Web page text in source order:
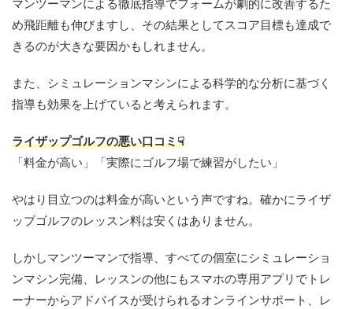
マンツーマンによる徹底指導でフォームが劇的に改善するた
め飛距離も伸びますし、その結果としてスコア目標も達成で
きるのが大きな要因かもしれません。
また、シミュレーションマシンによる科学的な分析に基づく
指導も効果を上げていると考えられます。
ライザップゴルフの悪い口コミ☟
「料金が高い」「実際にゴルフ場で練習がしたい」
やはり目立つのは料金が高いという声ですね。確かにライザ
ップゴルフのレッスン料は安くはありません。
しかしマンツーマンで指導、すべての個室にシミュレーショ
ンマシン完備、レッスンの他にもスマホの専用アプリでトレ
ーナーからアドバイスが受けられるオンラインサポート、レ